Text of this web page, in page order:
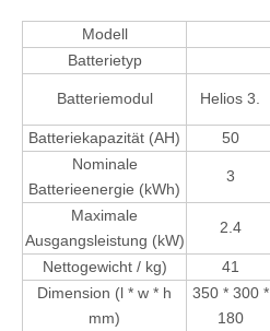
Modell
Batterietyp
Batteriemodul Helios 3.
Batteriekapazität (AH)
50
Nominale
Batterieenergie (kWh)
3
Maximale
Ausgangsleistung (kW)
2.4
Nettogewicht / kg) 41
Dimension (l * w * h
mm)
350 * 300 *
180